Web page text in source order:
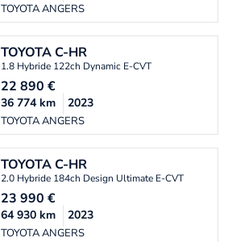
TOYOTA ANGERS
TOYOTAC-HR
1.8 Hybride 122ch Dynamic E-CVT
22 890 €
TOYOTA ANGERS
36 774 km 2023
TOYOTAC-HR
2.0 Hybride 184ch Design Ultimate E-CVT
23 990 €
TOYOTA ANGERS
64 930 km 2023